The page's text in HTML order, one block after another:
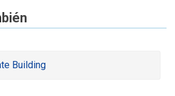
Building